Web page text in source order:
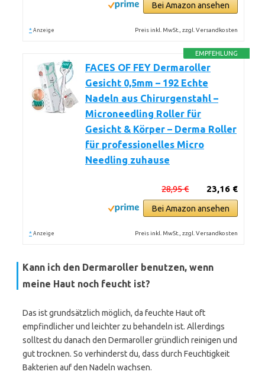
Bei Amazon ansehen
* Anzeige Preis inkl. MwSt., zzgl. Versandkosten
EMPFEHLUNG
FACES OF FEY Dermaroller
Gesicht 0,5mm – 192 Echte
Nadeln aus Chirurgenstahl –
Microneedling Roller für
Gesicht & Körper – Derma Roller
für professionelles Micro
Needling zuhause
23,16 €
28,95 €
Bei Amazon ansehen
* Anzeige Preis inkl. MwSt., zzgl. Versandkosten
Kann ich den Dermaroller benutzen, wenn
meine Haut noch feucht ist?
Das ist grundsätzlich möglich, da feuchte Haut oft
empfindlicher und leichter zu behandeln ist. Allerdings
solltest du danach den Dermaroller gründlich reinigen und
gut trocknen. So verhinderst du, dass durch Feuchtigkeit
Bakterien auf den Nadeln wachsen.